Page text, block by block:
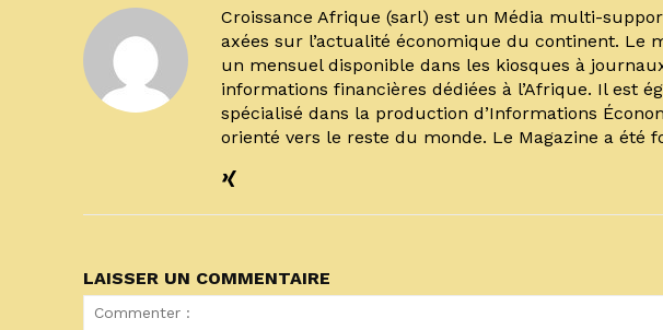
Croissance Afrique (sarl) est un Média multi-
axées sur l’actualité économique du continent. Le
un mensuel disponible dans les kiosques à
informations financières dédiées à l’Afrique. Il est
spécialisé dans la production d’Informations
orienté vers le reste du monde. Le Magazine a été
LAISSER UN COMMENTAIRE